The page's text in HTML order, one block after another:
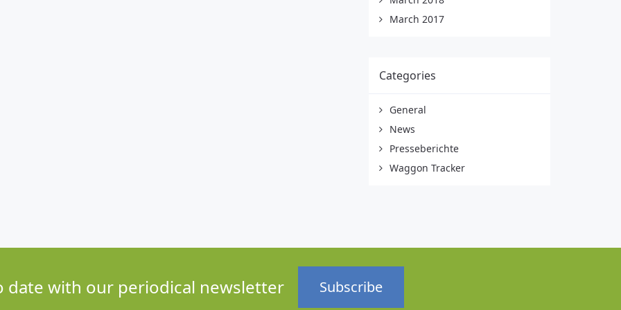
March 2017
Categories
General
News
Presseberichte
Waggon Tracker
date with our periodical newsletter Subscribe